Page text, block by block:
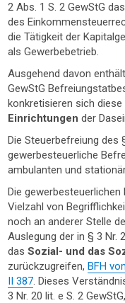
2 Abs. 1 S. 2 GewStG
des
die Tätigkeit der
als Gewerbebetrieb.
Ausgehend davon
GewStG
konkretisieren sich
Einrichtungen der
Die Steuerbefreiung des
gewerbesteuerliche
ambulanten und
Die
Vielzahl von
noch an anderer Stelle
Auslegung der in § 3 Nr.
dasSozial- und das
zurückzugreifen,BFH
II 387. Dieses
3 Nr. 20 lit. e S. 2